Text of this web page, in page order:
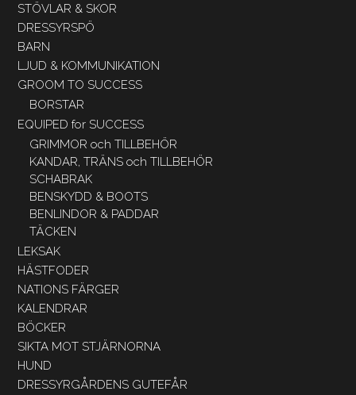
STÖVLAR & SKOR
DRESSYRSPÖ
BARN
LJUD & KOMMUNIKATION
GROOM TO SUCCESS
BORSTAR
EQUIPED for SUCCESS
GRIMMOR och TILLBEHÖR
KANDAR, TRÄNS och TILLBEHÖR
SCHABRAK
BENSKYDD & BOOTS
BENLINDOR & PADDAR
TÄCKEN
LEKSAK
HÄSTFODER
NATIONS FÄRGER
KALENDRAR
BÖCKER
SIKTA MOT STJÄRNORNA
HUND
DRESSYRGÅRDENS GUTEFÅR